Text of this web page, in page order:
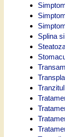
Splina